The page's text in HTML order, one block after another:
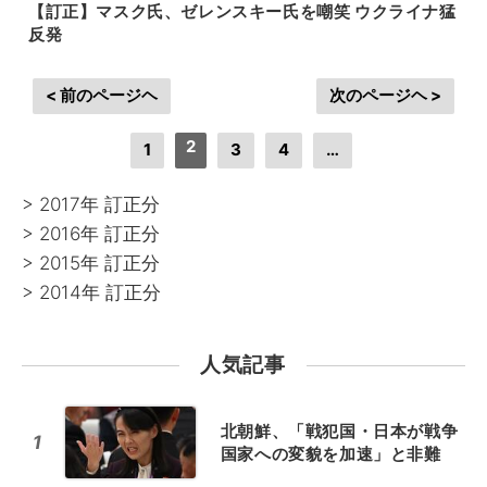
【訂正】マスク氏、ゼレンスキー氏を嘲笑 ウクライナ猛
反発
< 前のページヘ
1 2 3 4 …
次のページヘ >
> 2017年 訂正分
> 2016年 訂正分
> 2015年 訂正分
> 2014年 訂正分
人気記事
1
北朝鮮、「戦犯国・日本が戦争
国家への変貌を加速」と非難